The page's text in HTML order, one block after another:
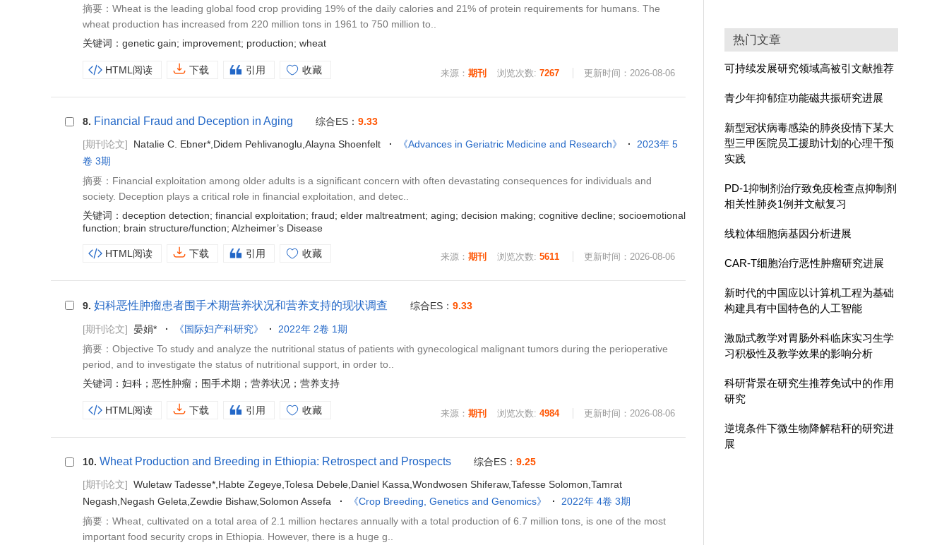
热门文章
可持续发展研究领域高被引文献推荐
青少年抑郁症功能磁共振研究进展
新型冠状病毒感染的肺炎疫情下某大
型三甲医院员工援助计划的心理干预
实践
PD-1抑制剂治疗致免疫检查点抑制剂
相关性肺炎1例并文献复习
线粒体细胞病基因分析进展
CAR-T细胞治疗恶性肿瘤研究进展
新时代的中国应以计算机工程为基础
构建具有中国特色的人工智能
激励式教学对胃肠外科临床实习生学
习积极性及教学效果的影响分析
科研背景在研究生推荐免试中的作用
研究
逆境条件下微生物降解秸秆的研究进
展
摘要：Wheat is the leading global food crop providing 19% of the daily calories and 21% of protein requirements for humans. The
wheat production has increased from 220 million tons in 1961 to 750 million to..
关键词：genetic gain; improvement; production; wheat
来源： 期刊 浏览次数: 7267 更新时间：2026-08-06
HTML阅读 下载 引用 收藏
8. Financial Fraud and Deception in Aging 综合ES： 9.33
[期刊论文]
Natalie C. Ebner*,Didem Pehlivanoglu,Alayna Shoenfelt 《Advances in Geriatric Medicine and Research》
2023年 5
卷 3期
摘要：Financial exploitation among older adults is a significant concern with often devastating consequences for individuals and
society. Deception plays a critical role in financial exploitation, and detec..
关键词：deception detection; financial exploitation; fraud; elder maltreatment; aging; decision making; cognitive decline; socioemotional
function; brain structure/function; Alzheimer’s Disease
来源： 期刊 浏览次数: 5611 更新时间：2026-08-06
HTML阅读 下载 引用 收藏
9. 妇科恶性肿瘤患者围手术期营养状况和营养支持的现状调查 综合ES： 9.33
[期刊论文] 晏娟* 《国际妇产科研究》
2022年 2卷 1期
摘要：Objective To study and analyze the nutritional status of patients with gynecological malignant tumors during the perioperative
period, and to investigate the status of nutritional support, in order to..
关键词：妇科；恶性肿瘤；围手术期；营养状况；营养支持
来源： 期刊 浏览次数: 4984 更新时间：2026-08-06
HTML阅读 下载 引用 收藏
10. Wheat Production and Breeding in Ethiopia: Retrospect and Prospects 综合ES： 9.25
[期刊论文] Wuletaw Tadesse*,Habte Zegeye,Tolesa Debele,Daniel Kassa,Wondwosen Shiferaw,Tafesse Solomon,Tamrat
Negash,Negash Geleta,Zewdie Bishaw,Solomon Assefa
《Crop Breeding, Genetics and Genomics》
2022年 4卷 3期
摘要：Wheat, cultivated on a total area of 2.1 million hectares annually with a total production of 6.7 million tons, is one of the most
important food security crops in Ethiopia. However, there is a huge g..